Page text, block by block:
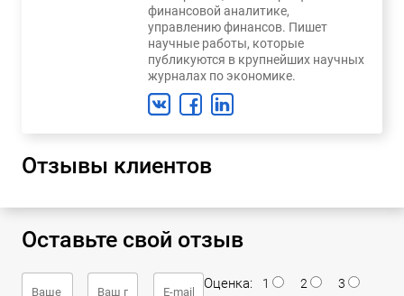
финансовой аналитике,
управлению финансов. Пишет
научные работы, которые
публикуются в крупнейших научных
журналах по экономике.
Отзывы клиентов
Оставьте свой отзыв
Оценка: 1 2
3